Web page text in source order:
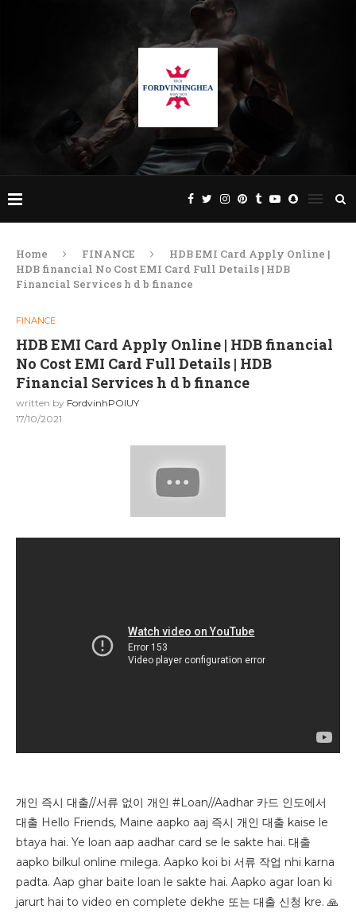
Home FINANCE
HDB EMI Card Apply Online |
HDB financial No Cost EMI Card Full Details | HDB
Financial Services h d b finance
FINANCE
HDB EMI Card Apply Online | HDB financial
No Cost EMI Card Full Details | HDB
Financial Services h d b finance
written by FordvinhPOIUY
17/10/2021
개인 즉시 대출//서류 없이 개인 #Loan//Aadhar 카드 인도에서
대출 Hello Friends, Maine aapko aaj 즉시 개인 대출 kaise le
btaya hai. Ye loan aap aadhar card se le sakte hai. 대출
aapko bilkul online milega. Aapko koi bi 서류 작업 nhi karna
padta. Aap ghar baite loan le sakte hai. Aapko agar loan ki
jarurt hai to video en complete dekhe 또는 대출 신청 kre. 🙏